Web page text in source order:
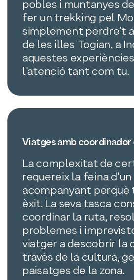
pobles i muntanyes
fer un trekking pel
simplement perdre't
de les illes Togian, a
aquestes
l'atenció tant com tu.
Viatges amb coordinador
La complexitat de
requereix la feina d'un
acompanyant perquè
èxit. La seva tasca
coordinar la ruta,
problemes i
viatger a descobrir la
través de la cultura,
paisatges de la zona.